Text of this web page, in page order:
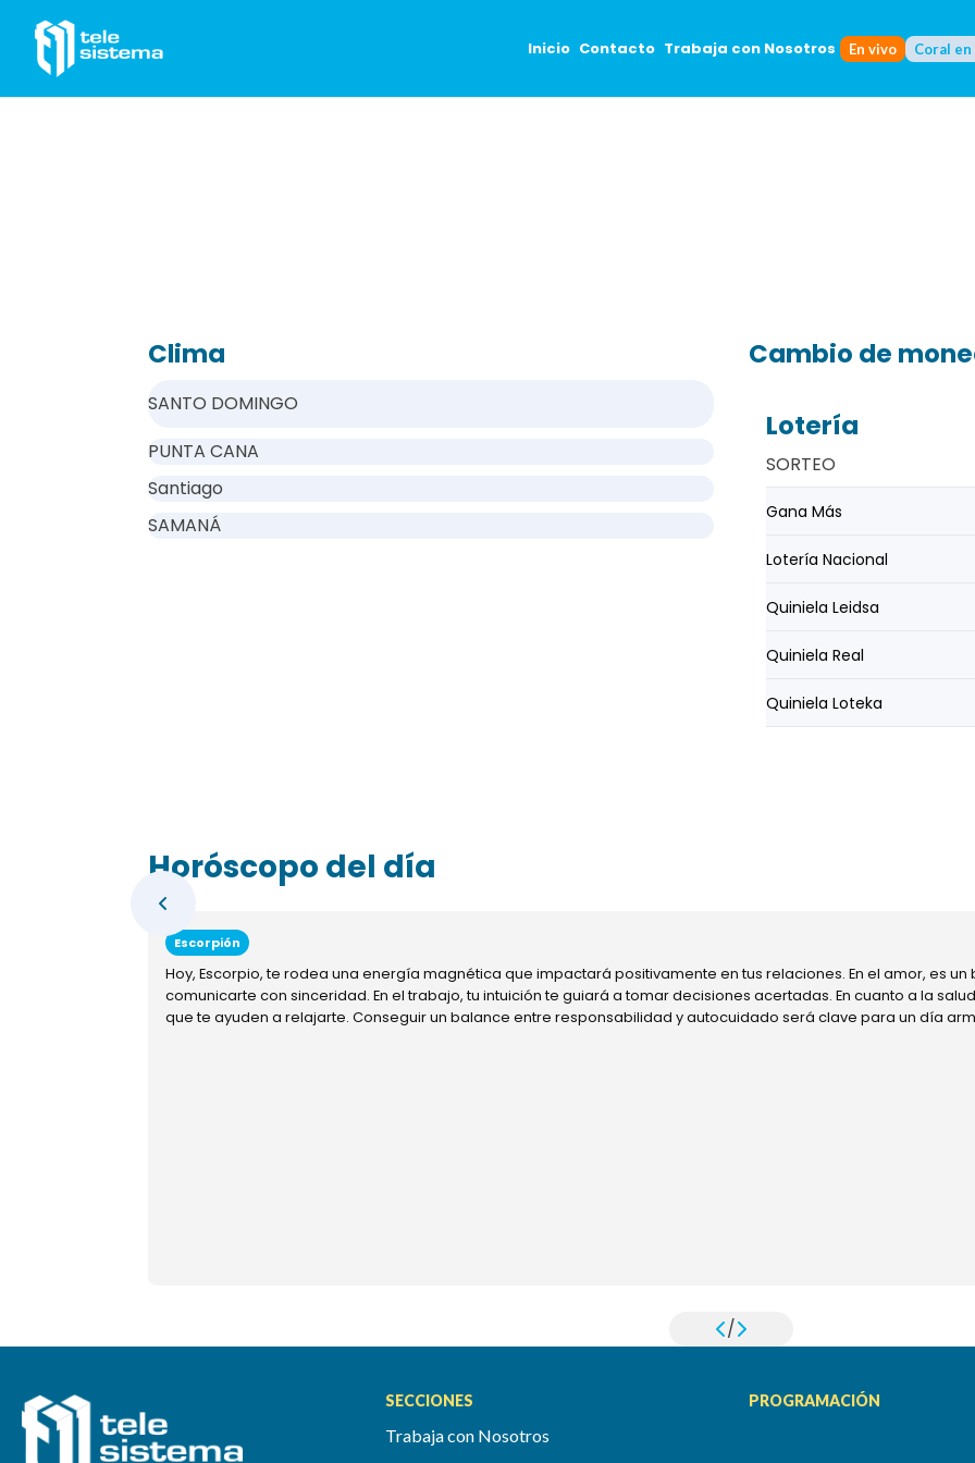
Inicio Contacto Trabaja con Nosotros En vivo Coral
Clima
SANTO DOMINGO
PUNTA CANA
Santiago
SAMANÁ
Cambio de
Lotería
SORTEO
Gana Más
Lotería Nacional
Quiniela Leidsa
Quiniela Real
Quiniela Loteka
Horóscopo del día
Escorpión
Hoy, Escorpio, te rodea una energía magnética que impactará positivamente en tus relaciones. En el amor, es
comunicarte con sinceridad. En el trabajo, tu intuición te guiará a tomar decisiones acertadas. En cuanto a la
que te ayuden a relajarte. Conseguir un balance entre responsabilidad y autocuidado será clave para un día
/
SECCIONES
Trabaja con Nosotros
PROGRAMACIÓN